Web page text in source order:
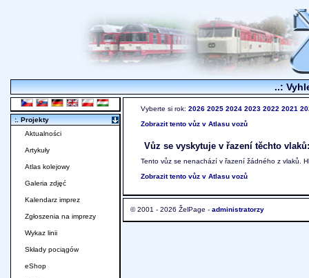
..:
Vyberte si rok: 2026 2025 2024 2023 2022 2021
Zobrazit tento vůz v Atlasu vozů
Vůz se vyskytuje v řazení těchto vlaků:
Tento vůz se nenachází v řazení žádného z vlaků.
Zobrazit tento vůz v Atlasu vozů
© 2001 - 2026 ŽelPage - administratorzy
:. Projekty
Aktualności
Artykuły
Atlas kolejowy
Galeria zdjęć
Kalendarz imprez
Zgłoszenia na imprezy
Wykaz linii
Składy pociągów
eShop